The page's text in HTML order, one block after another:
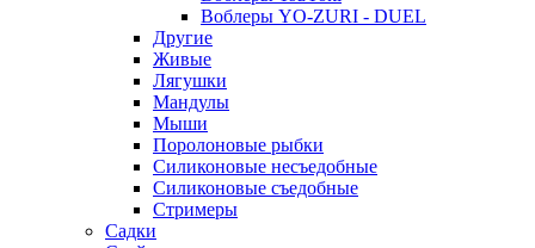
Воблеры YO-ZURI - DUEL
Другие
Живые
Лягушки
Мандулы
Мыши
Поролоновые рыбки
Силиконовые несъедобные
Силиконовые съедобные
Стримеры
Садки